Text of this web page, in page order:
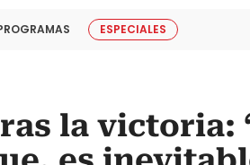
ESPECIALES
la victoria: